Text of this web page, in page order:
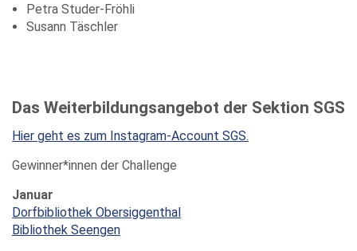
Petra Studer-Fröhli
Susann Täschler
Das Weiterbildungsangebot der Sektion SGS
Hier geht es zum Instagram-Account SGS.
Gewinner*innen der Challenge
Januar
Dorfbibliothek Obersiggenthal
Bibliothek Seengen